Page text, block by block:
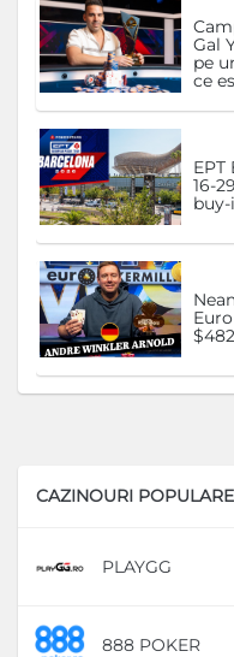
Gal
pe
ce
EPT
16-
CAZINOURI POPULARE
PLAYGG
888 POKER